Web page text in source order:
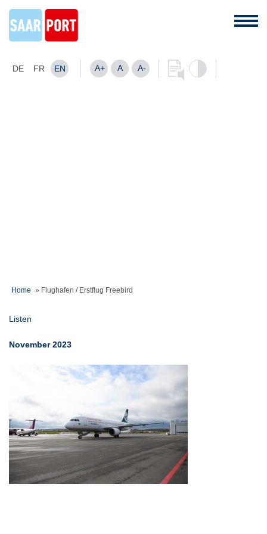
DE FR EN A+ A A-
Home » Flughafen / Erstflug Freebird
Listen
November 2023